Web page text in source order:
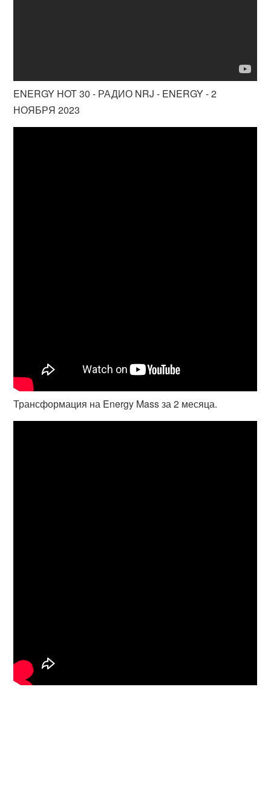
ENERGY HOT 30 - РАДИО NRJ - ENERGY - 2
НОЯБРЯ 2023
Трансформация на Energy Mass за 2 месяца.